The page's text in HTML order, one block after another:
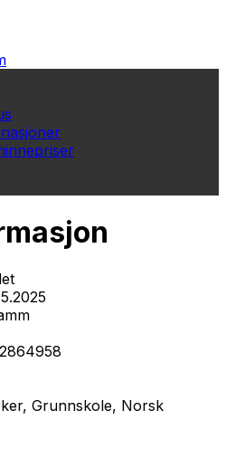
Grunnskole, Norsk